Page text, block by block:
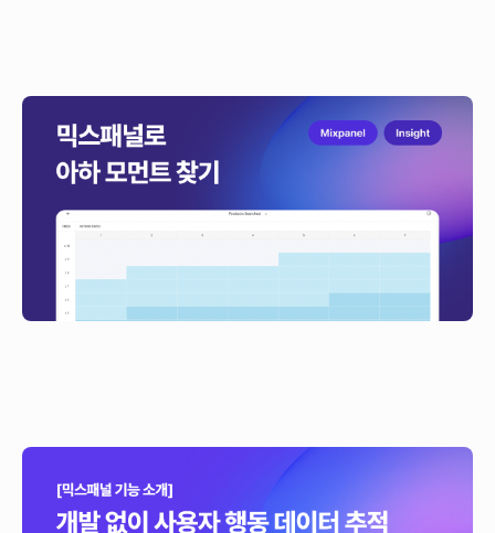
믹스패널(Mixpanel)로 아하 모먼트(Aha Moment)
찾기
이 글은 아하 모먼트(Aha Moment)의 개념과 프로덕트 데이터 분석 툴,
개발 없이 사용자 행동 데이터 추적, 믹스패널 오토캡쳐
기능
오토캡쳐 (autocapture)란 별도의 개발 작업 없이 웹사이트에서 발생하는